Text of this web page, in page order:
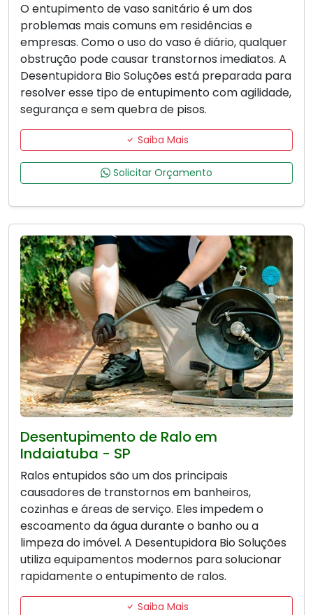
O entupimento de vaso sanitário é um dos
problemas mais comuns em residências e
empresas. Como o uso do vaso é diário, qualquer
obstrução pode causar transtornos imediatos. A
Desentupidora Bio Soluções está preparada para
resolver esse tipo de entupimento com agilidade,
segurança e sem quebra de pisos.
Saiba Mais
Solicitar Orçamento
Desentupimento de Ralo em
Indaiatuba - SP
Ralos entupidos são um dos principais
causadores de transtornos em banheiros,
cozinhas e áreas de serviço. Eles impedem o
escoamento da água durante o banho ou a
limpeza do imóvel. A Desentupidora Bio Soluções
utiliza equipamentos modernos para solucionar
rapidamente o entupimento de ralos.
Saiba Mais